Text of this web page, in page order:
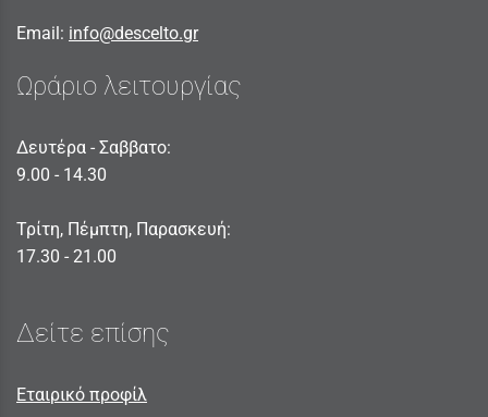
Email: info@descelto.gr
Ωράριο λειτουργίας
Δευτέρα - Σαββατο:
9.00 - 14.30
Τρίτη, Πέμπτη, Παρασκευή:
17.30 - 21.00
Δείτε επίσης
Εταιρικό προφίλ